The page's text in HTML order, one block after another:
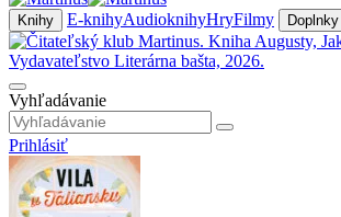
Knihy E-knihyAudioknihyHryFilmy Doplnky
Vyhľadávanie
Prihlásiť